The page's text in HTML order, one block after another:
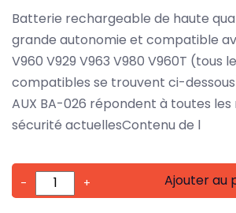
Batterie rechargeable de haute
grande autonomie et compatible
V960 V929 V963 V980 V960T (tous
compatibles se trouvent ci-
AUX BA-026 répondent à toutes les
sécurité actuellesContenu de l
- + Ajouter au